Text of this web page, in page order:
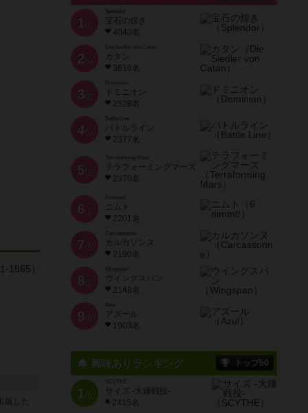
版した
1 位
宝石の煌き
4040名
2 位
Die Siedler von Catan
カタン
3616名
3 位
ドミニオン
2528名
4位
Battle Line
バトルライン
2377名
5 位
Terraforming Mars
テラフォーミングマーズ
2370名
6 位
ニムト
2201名
7 位
Carcassonne
カルカソンヌ
2190名
8 位
Wingspan
ウイングスパン
2149名
9 位
Azul
アズール
1903名
興味ありランキング トップ50
1位
SCYTHE
サイズ -大鎌戦役-
2415名